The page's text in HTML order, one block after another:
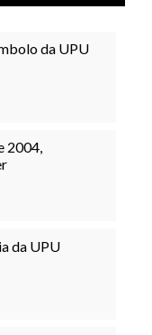
da UPU
2004,
da UPU